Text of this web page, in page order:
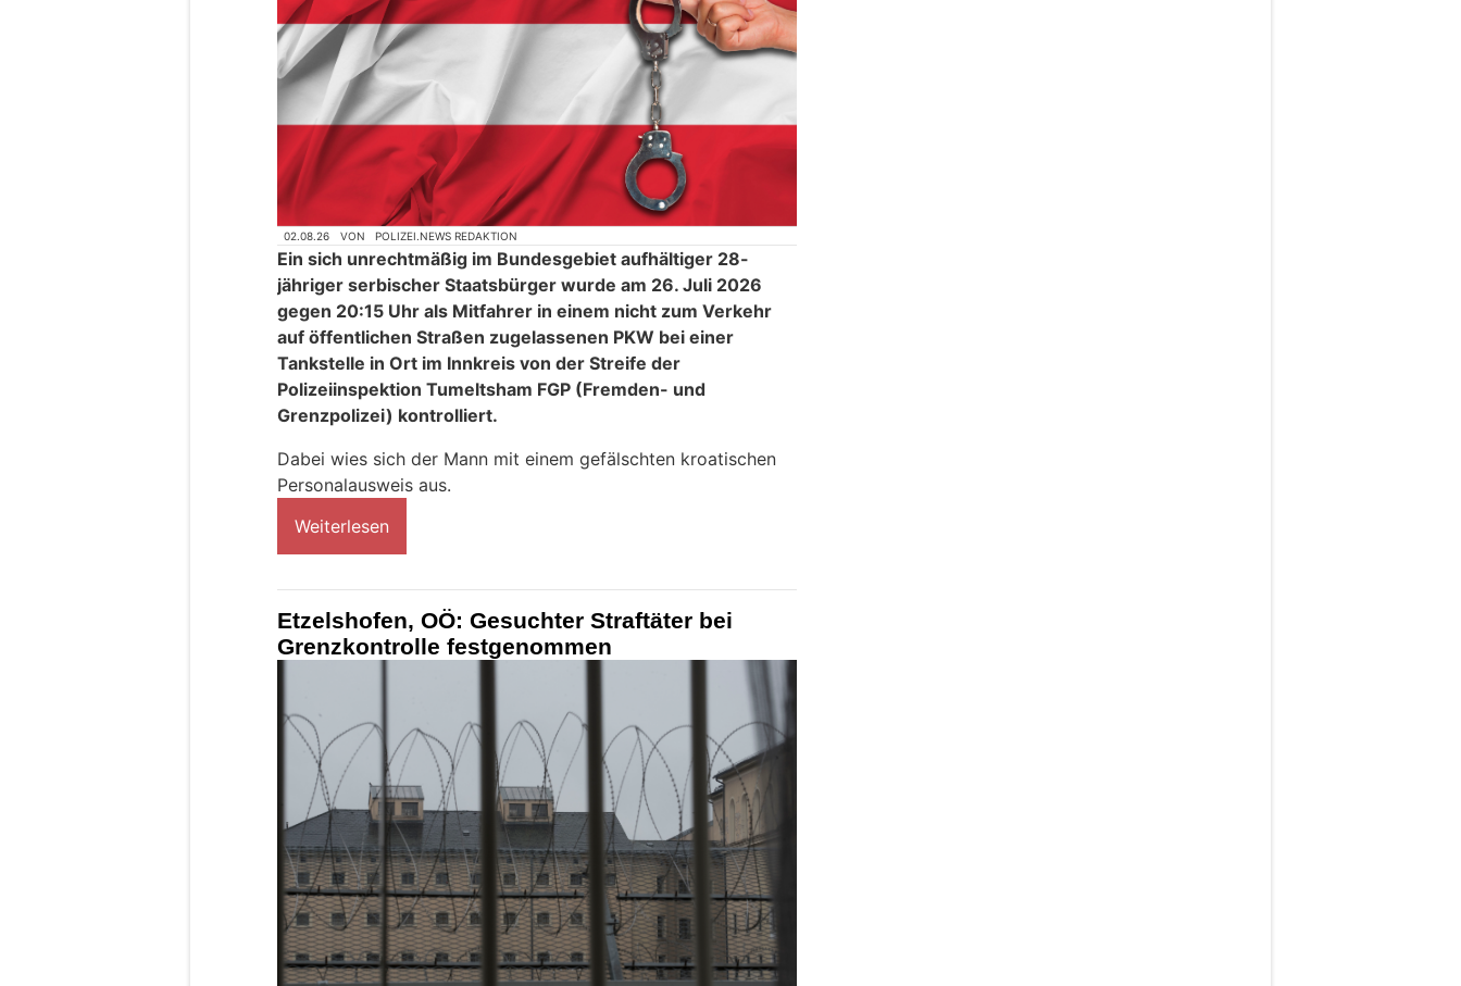
02.08.26 VON POLIZEI.NEWS REDAKTION
Ein sich unrechtmäßig im Bundesgebiet aufhältiger 28-
jähriger serbischer Staatsbürger wurde am 26. Juli 2026
gegen 20:15 Uhr als Mitfahrer in einem nicht zum Verkehr
auf öffentlichen Straßen zugelassenen PKW bei einer
Tankstelle in Ort im Innkreis von der Streife der
Polizeiinspektion Tumeltsham FGP (Fremden- und
Grenzpolizei) kontrolliert.
Dabei wies sich der Mann mit einem gefälschten kroatischen
Personalausweis aus.
Weiterlesen
Etzelshofen, OÖ: Gesuchter Straftäter bei
Grenzkontrolle festgenommen